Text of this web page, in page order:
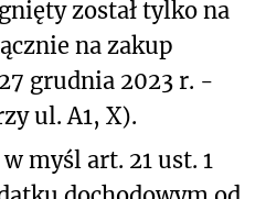
został tylko na
na zakup
grudnia 2023 r. -
ul. A1, X).
myśl art. 21 ust. 1